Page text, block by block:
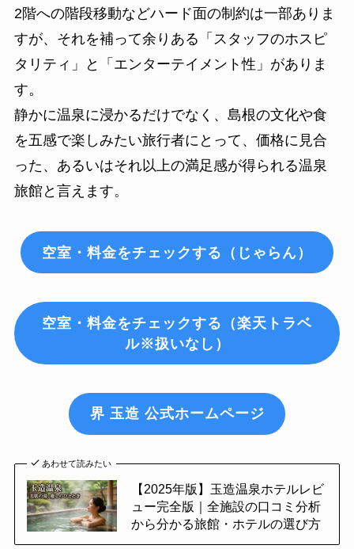
2階への階段移動などハード面の制約は一部ありま
すが、それを補って余りある「スタッフのホスピ
タリティ」と「エンターテイメント性」がありま
す。
静かに温泉に浸かるだけでなく、島根の文化や食
を五感で楽しみたい旅行者にとって、価格に見合
った、あるいはそれ以上の満足感が得られる温泉
旅館と言えます。
空室・料金をチェックする（じゃらん）
空室・料金をチェックする（楽天トラベ
ル※扱いなし）
界 玉造 公式ホームページ
あわせて読みたい
【2025年版】玉造温泉ホテルレビ
ュー完全版｜全施設の口コミ分析
から分かる旅館・ホテルの選び方